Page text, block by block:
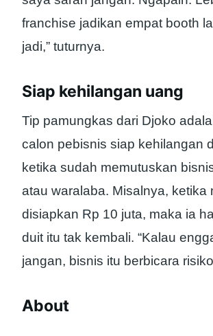
franchise jadikan empat booth
jadi,” tuturnya.
Siap kehilangan uang
Tip pamungkas dari Djoko
calon pebisnis siap kehilangan
ketika sudah memutuskan
atau waralaba. Misalnya, ketika
disiapkan Rp 10 juta, maka ia
duit itu tak kembali. “Kalau
jangan, bisnis itu berbicara
About